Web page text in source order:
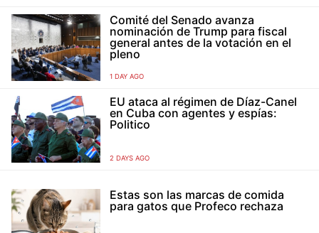
Comité del Senado avanza
nominación de Trump para fiscal
general antes de la votación en el
pleno
1 DAY AGO
EU ataca al régimen de Díaz-Canel
en Cuba con agentes y espías:
Politico
2 DAYS AGO
Estas son las marcas de comida
para gatos que Profeco rechaza